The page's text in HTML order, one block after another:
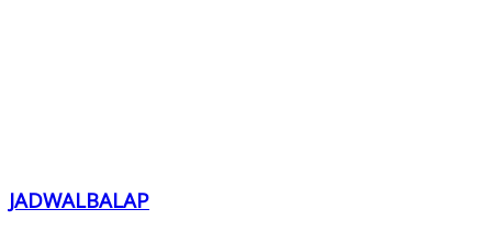
JADWALBALAP